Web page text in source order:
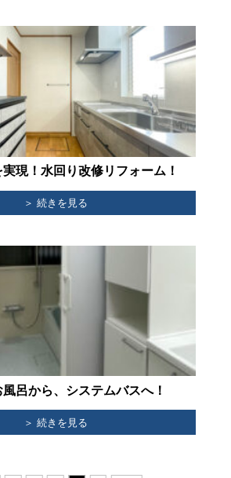
現！水回り改修リフォーム！
＞ 続きを見る
呂から、システムバスへ！
＞ 続きを見る